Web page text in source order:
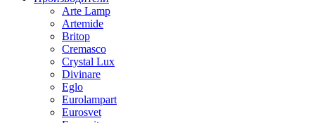
Arte Lamp
Artemide
Britop
Cremasco
Crystal Lux
Divinare
Eglo
Eurolampart
Eurosvet